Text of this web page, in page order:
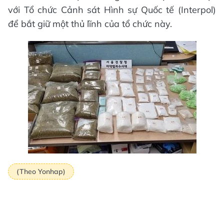
với Tổ chức Cảnh sát Hình sự Quốc tế (Interpol)
để bắt giữ một thủ lĩnh của tổ chức này.
(Theo Yonhap)